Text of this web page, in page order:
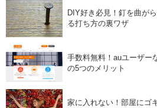
DIY好き必見！釘を曲が
る打ち方の裏ワザ
手数料無料！auユーザー
の5つのメリット
家に入れない！部屋にゴ